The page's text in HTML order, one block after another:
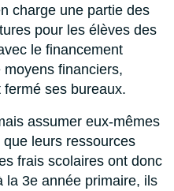
charge une partie des
pour les élèves des
le financement
financiers,
fermé ses bureaux.
assumer eux-mêmes
leurs ressources
frais scolaires ont donc
la 3e année primaire, ils